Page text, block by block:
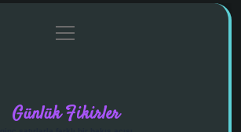
Gizlilik Politikası
menüyü
aç
Günlük Fikirler